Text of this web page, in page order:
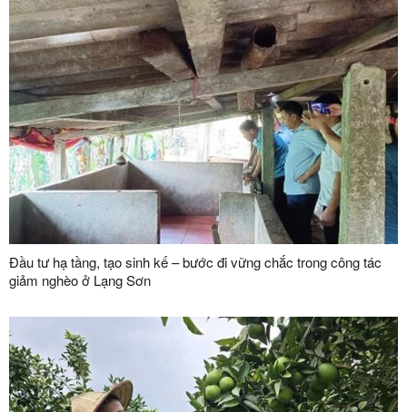
Đầu tư hạ tầng, tạo sinh kế – bước đi vững chắc trong công tác
giảm nghèo ở Lạng Sơn